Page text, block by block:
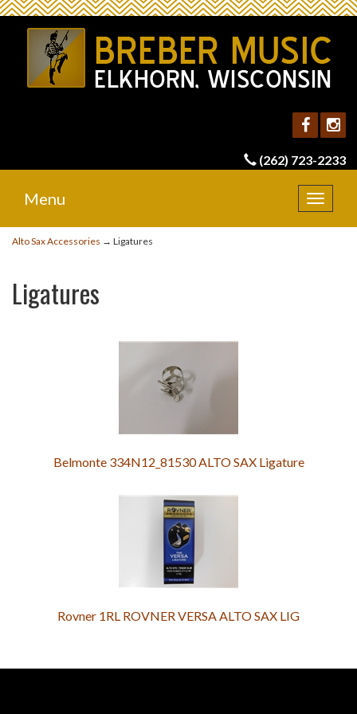
(262) 723-2233
Toggle
Menu
Alto Sax Accessories → Ligatures
Ligatures
Belmonte 334N12_81530 ALTO SAX Ligature
Rovner 1RL ROVNER VERSA ALTO SAX LIG